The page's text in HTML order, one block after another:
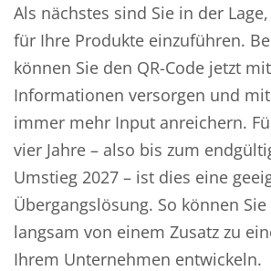
Als nächstes sind Sie in der
für Ihre Produkte einzuführen.
können Sie den QR-Code jetzt
Informationen versorgen und
immer mehr Input anreichern.
vier Jahre – also bis zum
Umstieg 2027 – ist dies eine
Übergangslösung. So können Sie
langsam von einem Zusatz zu
Ihrem Unternehmen entwickeln.